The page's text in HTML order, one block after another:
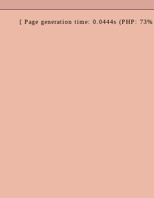
[ Page generation time: 0.0444s (PHP: